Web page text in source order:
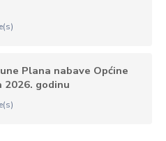
Plana nabave Općine
2026. godinu